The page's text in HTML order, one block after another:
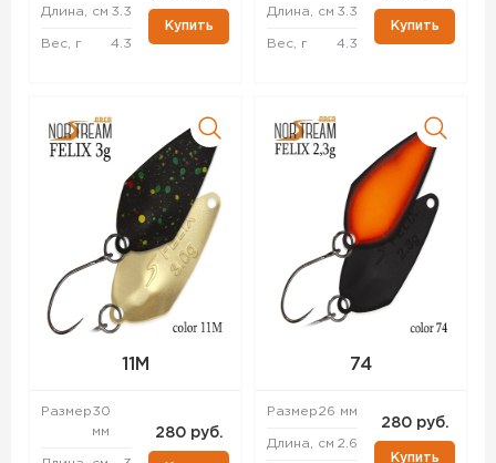
Длина, см 3.3
Вес, г 4.3
Купить
Длина, см 3.3
Вес, г 4.3
Купить
11M
Размер30
мм
280 руб.
74
Размер26 мм
Длина, см 2.6
280 руб.
Купить